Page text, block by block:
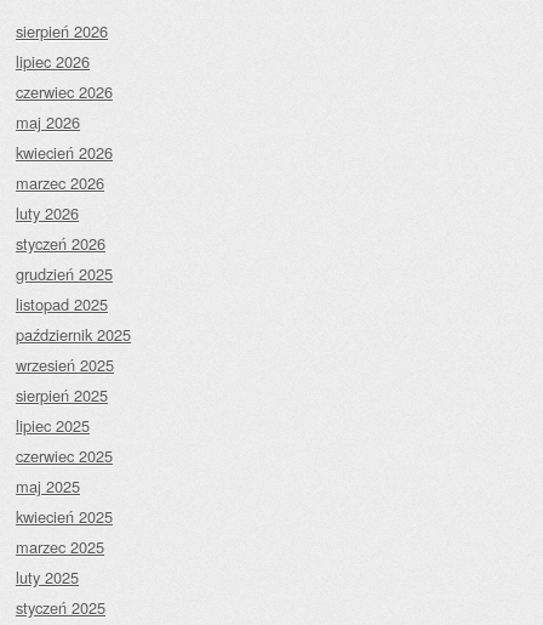
sierpień 2026
lipiec 2026
czerwiec 2026
maj 2026
kwiecień 2026
marzec 2026
luty 2026
styczeń 2026
grudzień 2025
listopad 2025
październik 2025
wrzesień 2025
sierpień 2025
lipiec 2025
czerwiec 2025
maj 2025
kwiecień 2025
marzec 2025
luty 2025
styczeń 2025